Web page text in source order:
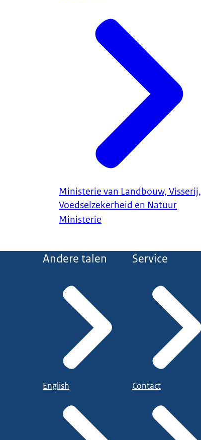
Ministerie van Landbouw, Visserij,
Voedselzekerheid en Natuur
Ministerie
Andere talen
English
Service
Contact